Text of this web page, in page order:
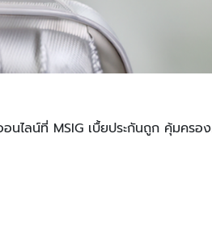
อนไลน์ที่ MSIG เบื้ยประกันถูก คุ้มครอ